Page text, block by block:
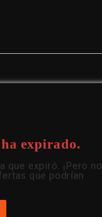
expirado.
que expiró. ¡Pero no
que podrían